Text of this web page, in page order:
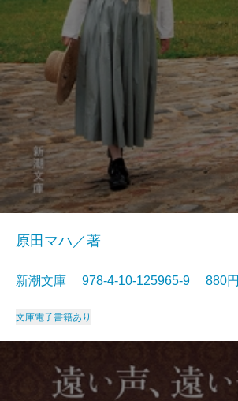
原田マハ／著
新潮文庫 978-4-10-125965-9 880
文庫電子書籍あり